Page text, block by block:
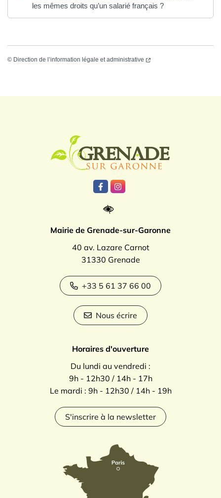
les mêmes droits qu’un salarié français ?
© Direction de l’information légale et administrative
Lien vers le compte Facebook
Lien vers le compte
Mairie de Grenade-sur-Garonne
40 av. Lazare Carnot
31330 Grenade
+33 5 61 37 66 00
Nous écrire
Horaires d'ouverture
Du lundi au vendredi :
9h - 12h30 / 14h - 17h
Le mardi : 9h - 12h30 / 14h - 19h
S'inscrire à la newsletter